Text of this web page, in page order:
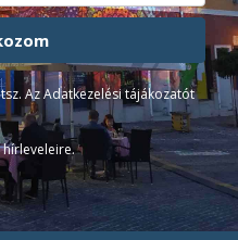
Az Adatkezelési tájákozatót
hírleveleire.